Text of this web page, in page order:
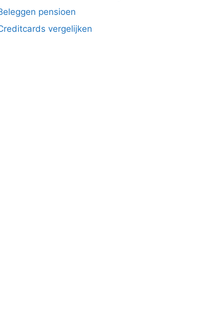
pensioen
vergelijken